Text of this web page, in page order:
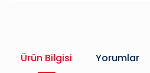
Ürün Bilgisi Yorumlar